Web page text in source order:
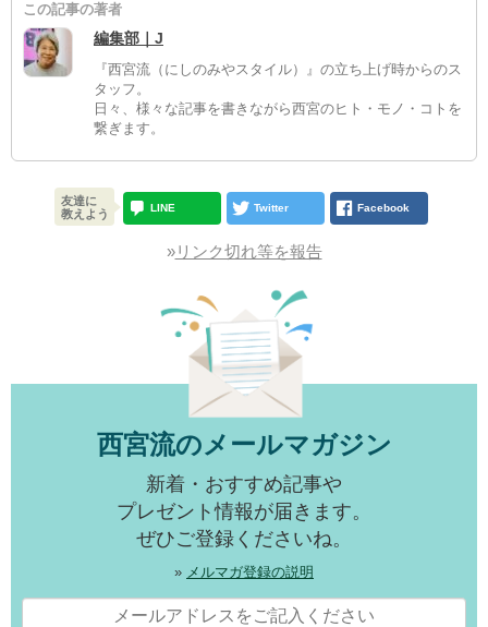
この記事の著者
編集部｜J
『西宮流（にしのみやスタイル）』の立ち上げ時からのス
タッフ。
日々、様々な記事を書きながら西宮のヒト・モノ・コトを
繋ぎます。
友達に
教えよう
LINE Twitter Facebook
»リンク切れ等を報告
西宮流のメールマガジン
新着・おすすめ記事や
プレゼント情報が届きます。
ぜひご登録くださいね。
» メルマガ登録の説明